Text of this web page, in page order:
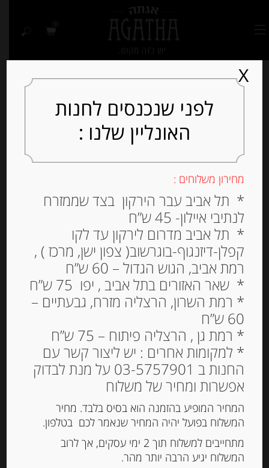
Out of
גבינה בשלה קממבר 21%
שומן President
₪ 26.00
המלאי אזל
מק"ט:3228022150023
קטגוריות:גבינות ארוזות , גבינות רכות
תגית:גבינת קממבר
לפני שנכנסים לחנות
האונליין שלנו :
מחירון משלוחים :
* תל אביב עבר הירקון בצד שממזרח
לנתיבי איילון- 45 ש”ח
* תל אביב מדרום לירקון עד לקו
קפלן-דיזנגוף-בוגרשוב( צפון ישן, מרכז ) ,
רמת אביב, הגוש הגדול – 60 ש”ח
* שאר האזורים בתל אביב , יפו 75 ש”ח
* רמת השרון, הרצליה מזרח, גבעתיים –
60 ש”ח
* רמת גן , הרצליה פיתוח – 75 ש”ח
* למקומות אחרים : יש ליצור קשר עם
החנות ב 03-5757901 על מנת לבדוק
אפשרות ומחיר של משלוח
המחיר המופיע בהזמנה הוא בסיס בלבד. מחיר
המשלוח בפועל יהיה המחיר שנאמר לכם בטלפון.
מתחייבים למשלוח תוך 2 ימי עסקים, אך לרוב
המשלוח יגיע הרבה יותר מהר.
X